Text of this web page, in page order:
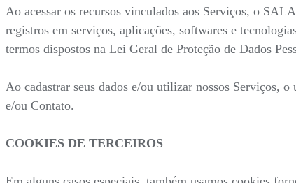
Ao acessar os recursos vinculados aos Serviços, o
registros em serviços, aplicações, softwares e
termos dispostos na Lei Geral de Proteção de Dados
Ao cadastrar seus dados e/ou utilizar nossos Serviços,
e/ou Contato.
COOKIES DE TERCEIROS